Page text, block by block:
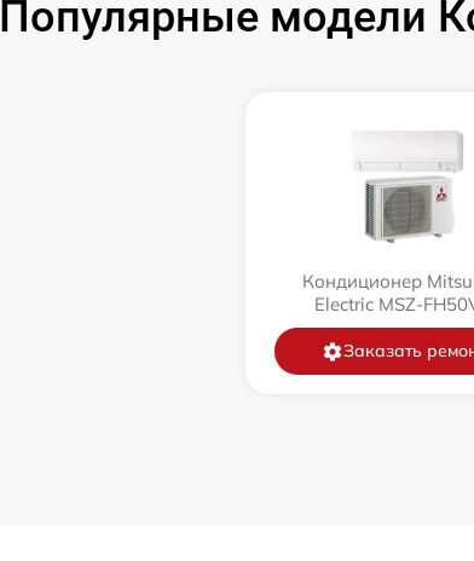
Популярные модели
Кондиционер
Electric MSZ-
Заказать